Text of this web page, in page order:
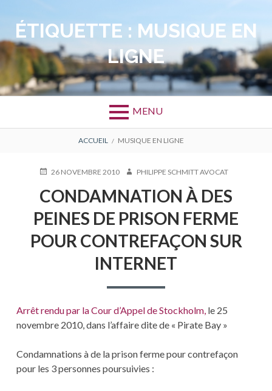
contenuÉTIQUETTE : MUSIQUE EN
LIGNE
MENU
D'ARIANE
ACCUEIL MUSIQUE EN LIGNE
PUBLIÉ26 NOVEMBRE 2010 AUTEURPHILIPPE SCHMITT AVOCAT
CONDAMNATION À DES
PEINES DE PRISON FERME
POUR CONTREFAÇON SUR
INTERNET
Arrêt rendu par la Cour d’Appel de Stockholm,le 25
novembre 2010, dans l’affaire dite de « Pirate Bay »
Condamnations à de la prison ferme pour contrefaçon
pour les 3 personnes poursuivies :